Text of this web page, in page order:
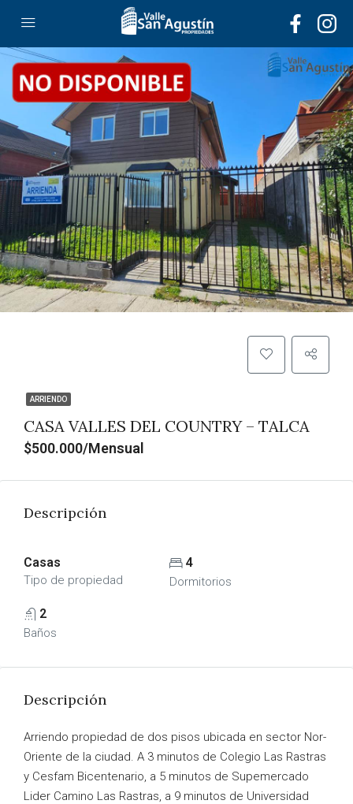
ARRIENDO
CASA VALLES DEL COUNTRY – TALCA
$500.000/Mensual
Descripción
Casas
Tipo de propiedad
4
Dormitorios
2
Baños
Descripción
Arriendo propiedad de dos pisos ubicada en sector Nor-
Oriente de la ciudad. A 3 minutos de Colegio Las Rastras
y Cesfam Bicentenario, a 5 minutos de Supemercado
Lider Camino Las Rastras, a 9 minutos de Universidad